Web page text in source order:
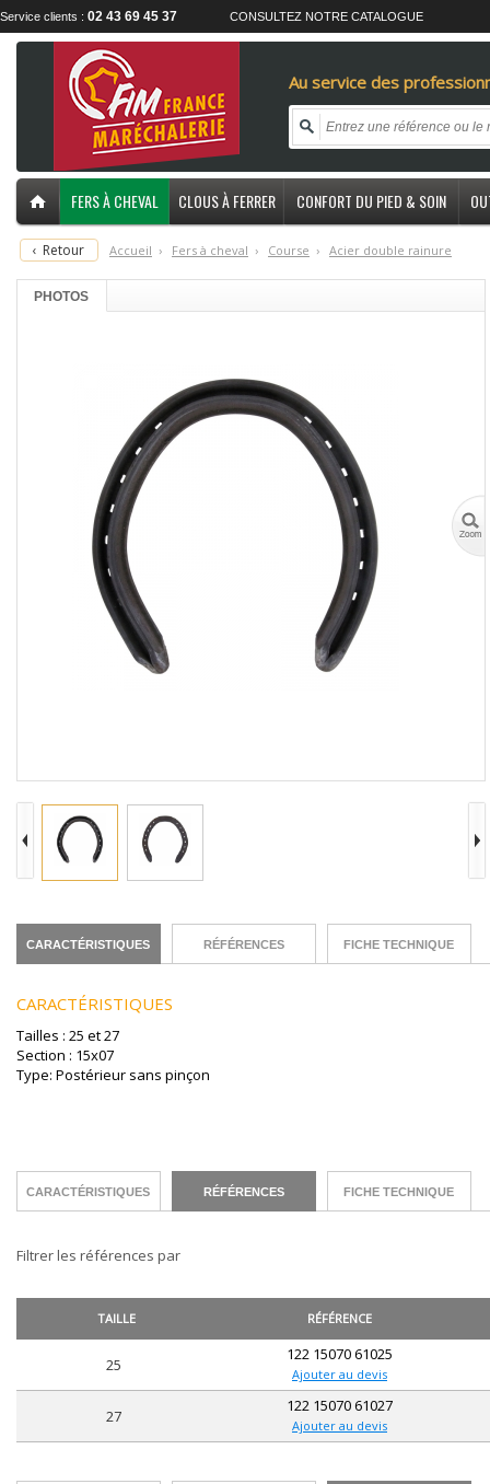
Service clients : 02 43 69 45 37 CONSULTEZ NOTRE CATALOGUE
Au service des
FERS À CHEVAL CLOUS À FERRER CONFORT DU PIED & SOIN
‹ Retour Accueil › Fers à cheval › Course › Acier double rainure
PHOTOS
CARACTÉRISTIQUES RÉFÉRENCES FICHE TECHNIQUE
CARACTÉRISTIQUES
Tailles : 25 et 27
Section : 15x07
Type: Postérieur sans pinçon
CARACTÉRISTIQUES RÉFÉRENCES FICHE TECHNIQUE
Filtrer les références par
TAILLE RÉFÉRENCE
25
122 15070 61025
Ajouter au devis
27
122 15070 61027
Ajouter au devis